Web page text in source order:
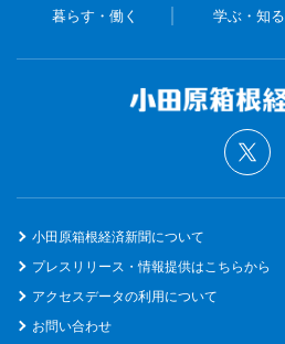
暮らす・働く 学ぶ・知る
小田原箱根経済新聞について
プレスリリース・情報提供はこちらから
アクセスデータの利用について
お問い合わせ